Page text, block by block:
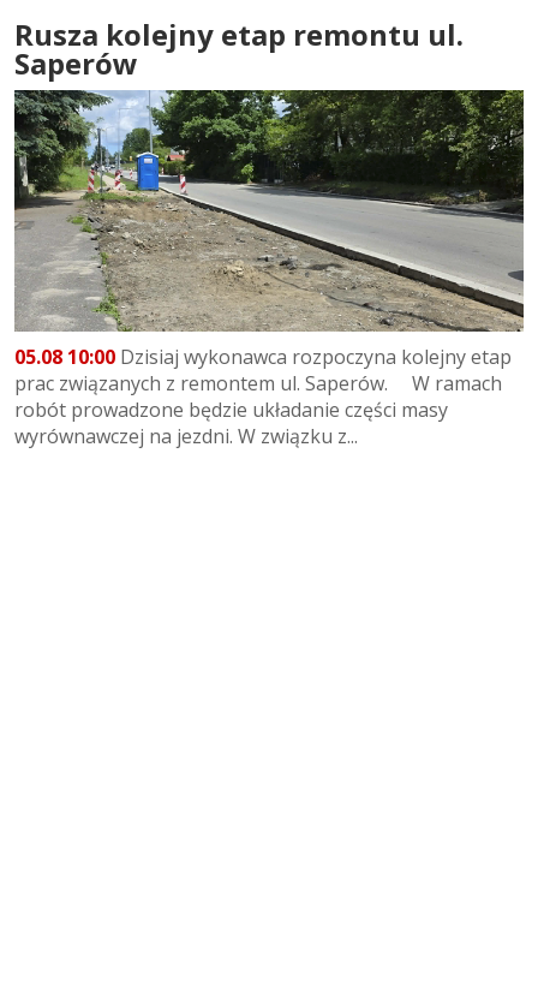
Rusza kolejny etap remontu ul.
Saperów
05.08 10:00 Dzisiaj wykonawca rozpoczyna kolejny etap
prac związanych z remontem ul. Saperów. W ramach
robót prowadzone będzie układanie części masy
wyrównawczej na jezdni. W związku z...